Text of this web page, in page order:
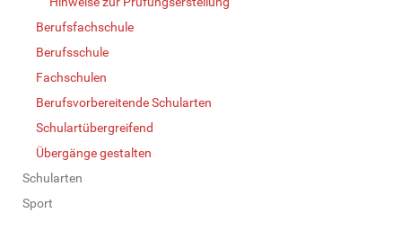
Berufsfachschule
Berufsschule
Fachschulen
Berufsvorbereitende Schularten
Schulartübergreifend
Übergänge gestalten
Schularten
Sport